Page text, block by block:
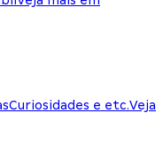
Curiosidades e etc.Veja